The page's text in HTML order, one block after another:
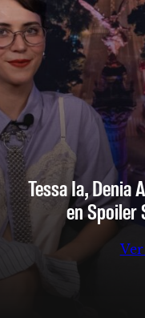
Tessa Ia, Denia
en Spoiler